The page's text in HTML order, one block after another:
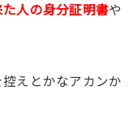
人の身分証明書や
えとかなアカンか